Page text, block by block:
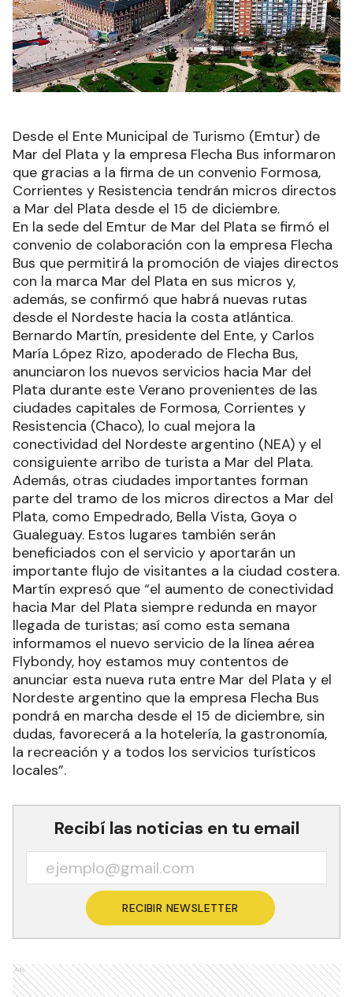
Desde el Ente Municipal de Turismo (Emtur) de
Mar del Plata y la empresa Flecha Bus informaron
que gracias a la firma de un convenio Formosa,
Corrientes y Resistencia tendrán micros directos
a Mar del Plata desde el 15 de diciembre.
En la sede del Emtur de Mar del Plata se firmó el
convenio de colaboración con la empresa Flecha
Bus que permitirá la promoción de viajes directos
con la marca Mar del Plata en sus micros y,
además, se confirmó que habrá nuevas rutas
desde el Nordeste hacia la costa atlántica.
Bernardo Martín, presidente del Ente, y Carlos
María López Rizo, apoderado de Flecha Bus,
anunciaron los nuevos servicios hacia Mar del
Plata durante este Verano provenientes de las
ciudades capitales de Formosa, Corrientes y
Resistencia (Chaco), lo cual mejora la
conectividad del Nordeste argentino (NEA) y el
consiguiente arribo de turista a Mar del Plata.
Además, otras ciudades importantes forman
parte del tramo de los micros directos a Mar del
Plata, como Empedrado, Bella Vista, Goya o
Gualeguay. Estos lugares también serán
beneficiados con el servicio y aportarán un
importante flujo de visitantes a la ciudad costera.
Martín expresó que “el aumento de conectividad
hacia Mar del Plata siempre redunda en mayor
llegada de turistas; así como esta semana
informamos el nuevo servicio de la línea aérea
Flybondy, hoy estamos muy contentos de
anunciar esta nueva ruta entre Mar del Plata y el
Nordeste argentino que la empresa Flecha Bus
pondrá en marcha desde el 15 de diciembre, sin
dudas, favorecerá a la hotelería, la gastronomía,
la recreación y a todos los servicios turísticos
locales”.
Recibí las noticias en tu email
RECIBIR NEWSLETTER
Ads